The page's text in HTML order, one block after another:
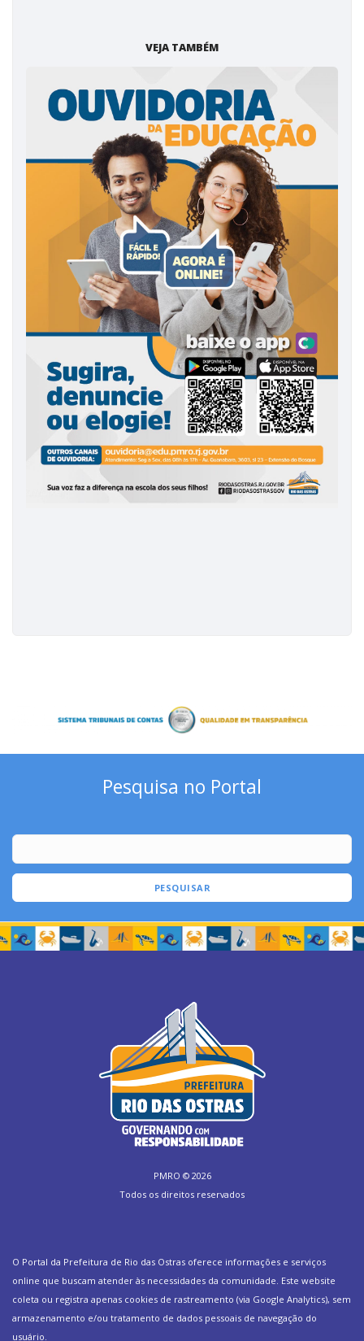
VEJA TAMBÉM
Pesquisa no Portal
PESQUISAR
PMRO © 2026
Todos os direitos reservados
O Portal da Prefeitura de Rio das Ostras oferece informações e serviços
online que buscam atender às necessidades da comunidade. Este website
coleta ou registra apenas cookies de rastreamento (via Google Analytics), sem
armazenamento e/ou tratamento de dados pessoais de navegação do
usuário.